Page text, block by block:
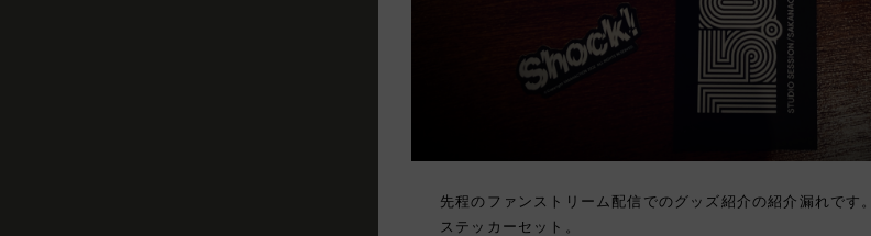
先程のファンストリーム配信でのグッズ紹介の紹介漏れです。
ステッカーセット。